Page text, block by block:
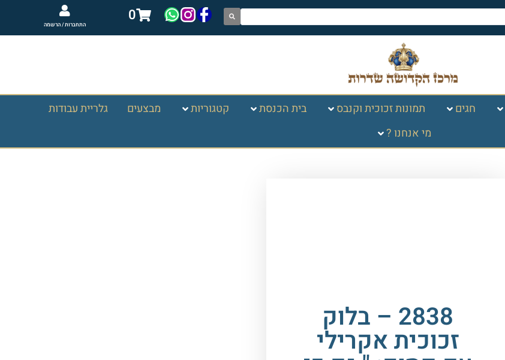
0
התחברות / הרשמה
חגים תמונות זכוכית וקנבס בית הכנסת קטגוריות מבצעים
גלריית עבודות
מי אנחנו ?
2838 – בלוק
זכוכית אקרילי